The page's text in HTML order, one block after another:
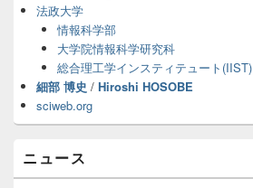
法政大学
情報科学部
大学院情報科学研究科
総合理工学インスティテュート(IIST)
細部 博史 / Hiroshi HOSOBE
sciweb.org
ニュース